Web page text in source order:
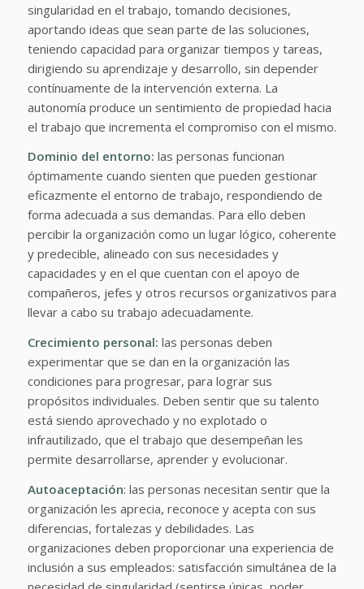
singularidad en el trabajo, tomando decisiones,
aportando ideas que sean parte de las soluciones,
teniendo capacidad para organizar tiempos y tareas,
dirigiendo su aprendizaje y desarrollo, sin depender
contínuamente de la intervención externa. La
autonomía produce un sentimiento de propiedad hacia
el trabajo que incrementa el compromiso con el mismo.
Dominio del entorno: las personas funcionan
óptimamente cuando sienten que pueden gestionar
eficazmente el entorno de trabajo, respondiendo de
forma adecuada a sus demandas. Para ello deben
percibir la organización como un lugar lógico, coherente
y predecible, alineado con sus necesidades y
capacidades y en el que cuentan con el apoyo de
compañeros, jefes y otros recursos organizativos para
llevar a cabo su trabajo adecuadamente.
Crecimiento personal: las personas deben
experimentar que se dan en la organización las
condiciones para progresar, para lograr sus
propósitos individuales. Deben sentir que su talento
está siendo aprovechado y no explotado o
infrautilizado, que el trabajo que desempeñan les
permite desarrollarse, aprender y evolucionar.
Autoaceptación: las personas necesitan sentir que la
organización les aprecia, reconoce y acepta con sus
diferencias, fortalezas y debilidades. Las
organizaciones deben proporcionar una experiencia de
inclusión a sus empleados: satisfacción simultánea de la